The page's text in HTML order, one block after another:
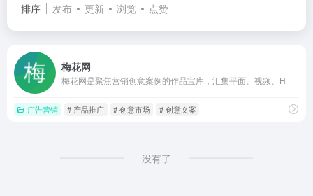
排序 发布 更新 浏览 点赞
梅花网
梅花网是聚焦营销创意案例的作品宝库，汇集平面、视频、H
广告营销 # 产品推广 # 创意市场 # 创意文案
没有了